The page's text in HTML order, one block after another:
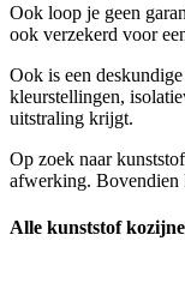
Ook loop je geen
ook verzekerd voor
Ook is een
kleurstellingen,
uitstraling krijgt.
Op zoek naar
afwerking. Bovendien
Alle kunststof